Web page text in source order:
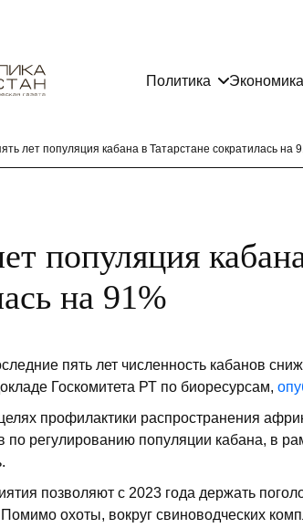
Политика Экономика
лет популяция кабана в Татарстане сократилась на
популяция
на 91%
пять лет численность кабанов
Госкомитета РТ по биоресурсам,
профилактики распространения
по регулированию популяции кабана, в
позволяют с 2023 года держать
охоты, вокруг свиноводческих